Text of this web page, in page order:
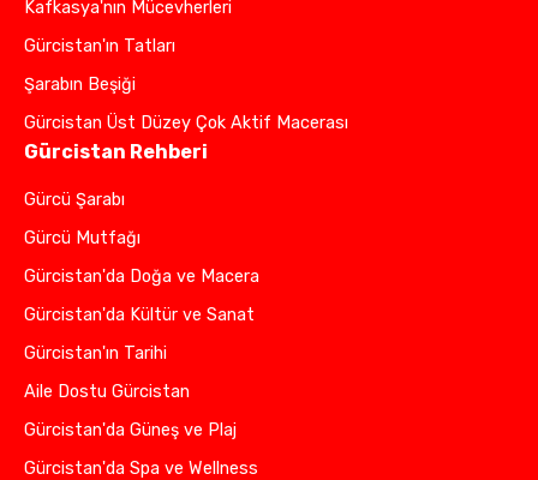
Kafkasya'nın Mücevherleri
Gürcistan'ın Tatları
Şarabın Beşiği
Gürcistan Üst Düzey Çok Aktif Macerası
Gürcistan Rehberi
Gürcü Şarabı
Gürcü Mutfağı
Gürcistan'da Doğa ve Macera
Gürcistan'da Kültür ve Sanat
Gürcistan'ın Tarihi
Aile Dostu Gürcistan
Gürcistan'da Güneş ve Plaj
Gürcistan'da Spa ve Wellness